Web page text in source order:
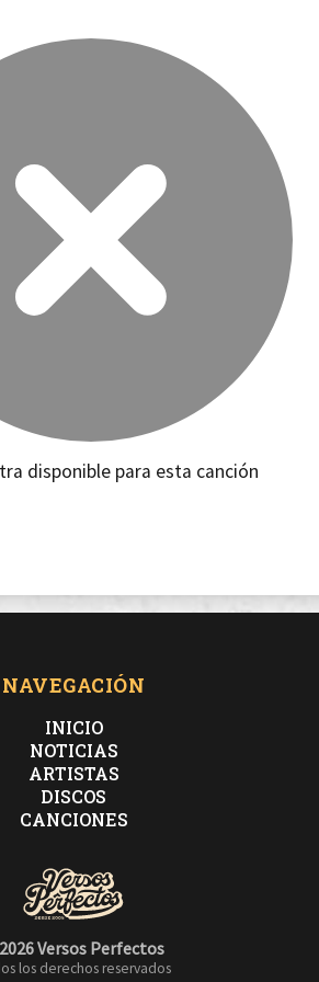
disponible para esta canción
NAVEGACIÓN
INICIO
NOTICIAS
ARTISTAS
DISCOS
CANCIONES
Versos Perfectos
los derechos reservados